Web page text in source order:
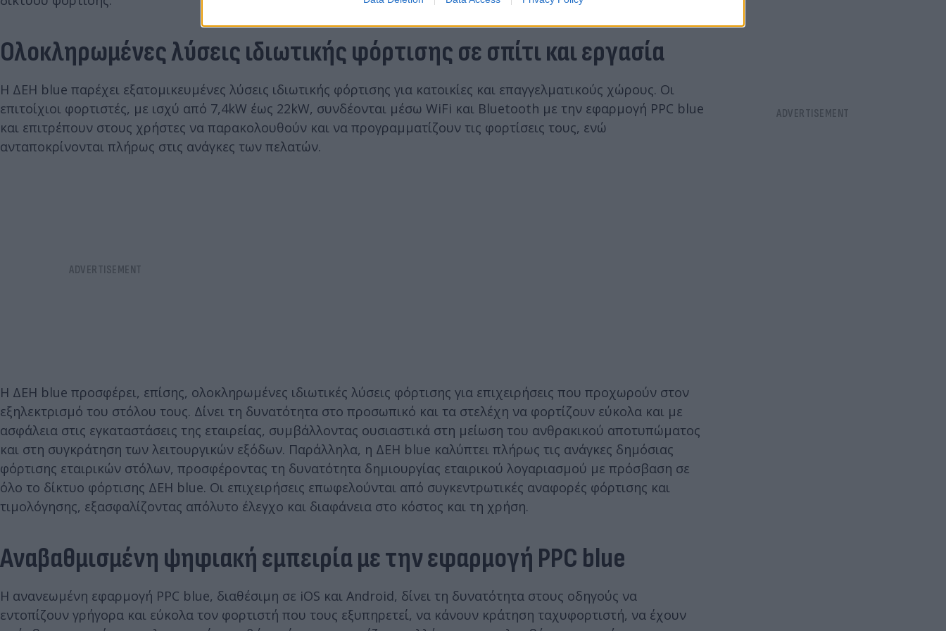
Ολοκληρωμένες λύσεις ιδιωτικής φόρτισης σε σπίτι και εργασία
Η ΔΕΗ blue παρέχει εξατομικευμένες λύσεις ιδιωτικής φόρτισης για κατοικίες και επαγγελματικούς χώρους. Οι
επιτοίχιοι φορτιστές, με ισχύ από 7,4kW έως 22kW, συνδέονται μέσω WiFi και Bluetooth με την εφαρμογή PPC blue
και επιτρέπουν στους χρήστες να παρακολουθούν και να προγραμματίζουν τις φορτίσεις τους, ενώ
ανταποκρίνονται πλήρως στις ανάγκες των πελατών.
Η ΔΕΗ blue προσφέρει, επίσης, ολοκληρωμένες ιδιωτικές λύσεις φόρτισης για επιχειρήσεις που προχωρούν στον
εξηλεκτρισμό του στόλου τους. Δίνει τη δυνατότητα στο προσωπικό και τα στελέχη να φορτίζουν εύκολα και με
ασφάλεια στις εγκαταστάσεις της εταιρείας, συμβάλλοντας ουσιαστικά στη μείωση του ανθρακικού αποτυπώματος
και στη συγκράτηση των λειτουργικών εξόδων. Παράλληλα, η ΔΕΗ blue καλύπτει πλήρως τις ανάγκες δημόσιας
φόρτισης εταιρικών στόλων, προσφέροντας τη δυνατότητα δημιουργίας εταιρικού λογαριασμού με πρόσβαση σε
όλο το δίκτυο φόρτισης ΔΕΗ blue. Οι επιχειρήσεις επωφελούνται από συγκεντρωτικές αναφορές φόρτισης και
τιμολόγησης, εξασφαλίζοντας απόλυτο έλεγχο και διαφάνεια στο κόστος και τη χρήση.
Αναβαθμισμένη ψηφιακή εμπειρία με την εφαρμογή PPC blue
Η ανανεωμένη εφαρμογή PPC blue, διαθέσιμη σε iOS και Android, δίνει τη δυνατότητα στους οδηγούς να
εντοπίζουν γρήγορα και εύκολα τον φορτιστή που τους εξυπηρετεί, να κάνουν κράτηση ταχυφορτιστή, να έχουν